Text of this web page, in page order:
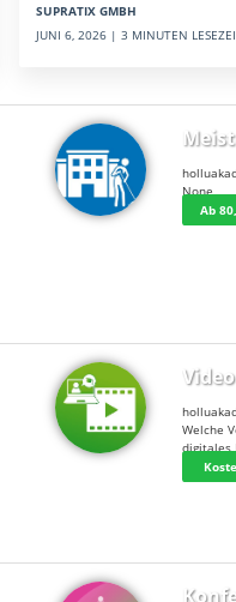
SUPRATIX GMBH
JUNI 6, 2026 | 3 MINUTEN
None
Ab
Welche
digitales